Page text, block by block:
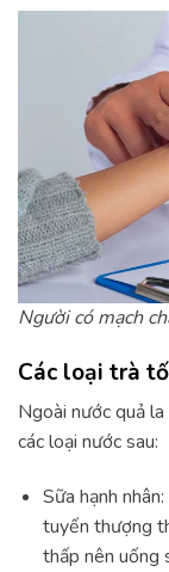
Người có mạch
Các loại trà
Ngoài nước quả
các loại nước sau:
Sữa hạnh
tuyến thượng
thấp nên uống